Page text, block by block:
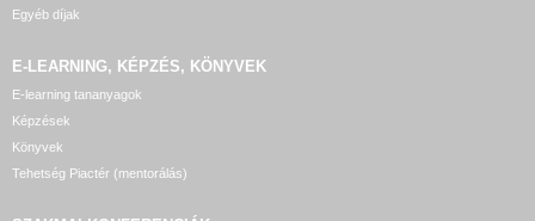
Egyéb díjak
E-LEARNING, KÉPZÉS, KÖNYVEK
E-learning tananyagok
Képzések
Könyvek
Tehetség Piactér (mentorálás)